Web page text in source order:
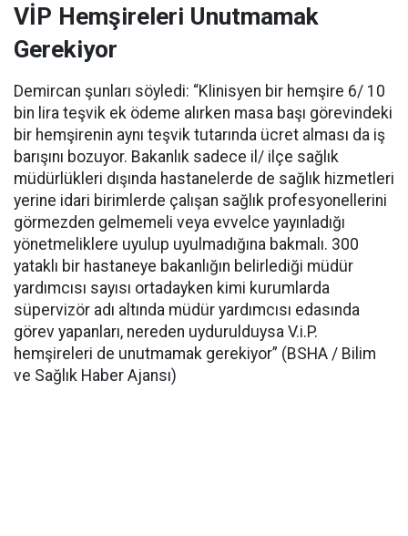
VİP Hemşireleri Unutmamak
Gerekiyor
Demircan şunları söyledi: “Klinisyen bir hemşire 6/ 10
bin lira teşvik ek ödeme alırken masa başı görevindeki
bir hemşirenin aynı teşvik tutarında ücret alması da iş
barışını bozuyor. Bakanlık sadece il/ ilçe sağlık
müdürlükleri dışında hastanelerde de sağlık hizmetleri
yerine idari birimlerde çalışan sağlık profesyonellerini
görmezden gelmemeli veya evvelce yayınladığı
yönetmeliklere uyulup uyulmadığına bakmalı. 300
yataklı bir hastaneye bakanlığın belirlediği müdür
yardımcısı sayısı ortadayken kimi kurumlarda
süpervizör adı altında müdür yardımcısı edasında
görev yapanları, nereden uydurulduysa V.i.P.
hemşireleri de unutmamak gerekiyor” (BSHA / Bilim
ve Sağlık Haber Ajansı)